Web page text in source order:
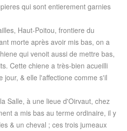
qui sont entierement garnies
Haut-Poitou, frontiere du
morte après avoir mis bas, on a
qui venoit aussi de mettre bas,
Cette chiene a très-bien acueilli
jour, & elle l'affectione comme s'il
Salle, à une lieue d'Oirvaut, chez
a mis bas au terme ordinaire, il y
& un cheval ; ces trois jumeaux